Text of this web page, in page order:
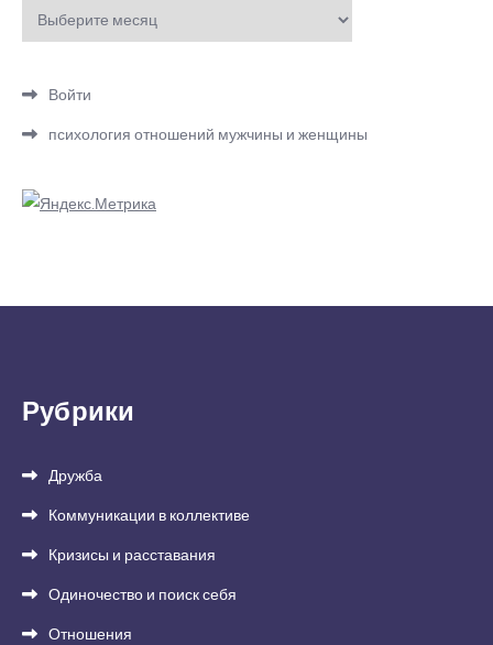
Архивы
Войти
психология отношений мужчины и женщины
Рубрики
Дружба
Коммуникации в коллективе
Кризисы и расставания
Одиночество и поиск себя
Отношения